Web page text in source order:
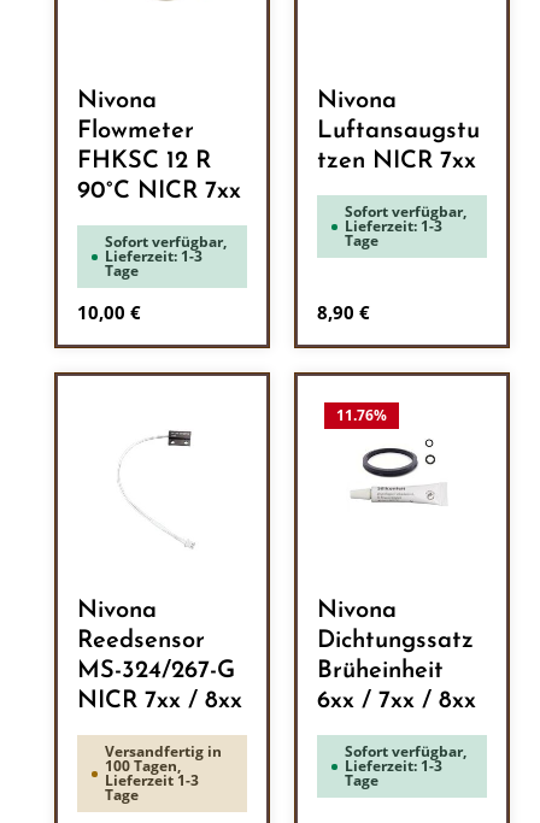
Nivona
Flowmeter
FHKSC 12 R
90°C NICR 7xx
Sofort verfügbar,
Lieferzeit: 1-3
Tage
Regulärer Preis:
10,00 €
Nivona
Luftansaugstu
tzen NICR 7xx
Sofort verfügbar,
Lieferzeit: 1-3
Tage
Regulärer Preis:
8,90 €
Nivona
Reedsensor
MS-324/267-G
NICR 7xx / 8xx
Versandfertig in
100 Tagen,
Lieferzeit 1-3
Tage
11.76%
Nivona
Dichtungssatz
Brüheinheit
6xx / 7xx / 8xx
Sofort verfügbar,
Lieferzeit: 1-3
Tage